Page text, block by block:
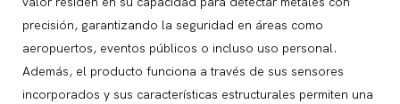
precisión, garantizando la seguridad en áreas como
aeropuertos, eventos públicos o incluso uso personal.
Además, el producto funciona a través de sus sensores
incorporados y sus características estructurales permiten una